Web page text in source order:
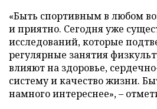
«Быть спортивным в любом
и приятно. Сегодня уже
исследований, которые
регулярные занятия
влияют на здоровье,
систему и качество жизни.
намного интереснее», –